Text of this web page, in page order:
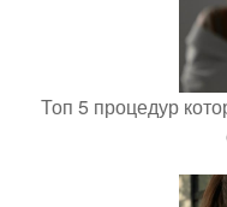
Топ 5 процедур